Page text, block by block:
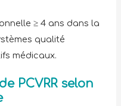
≥ 4 ans dans la
qualité
médicaux.
PCVRR selon